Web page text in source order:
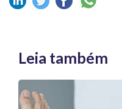
Leia também